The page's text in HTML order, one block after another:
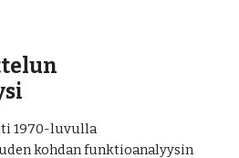
1970-luvulla
kohdan funktioanalyysin